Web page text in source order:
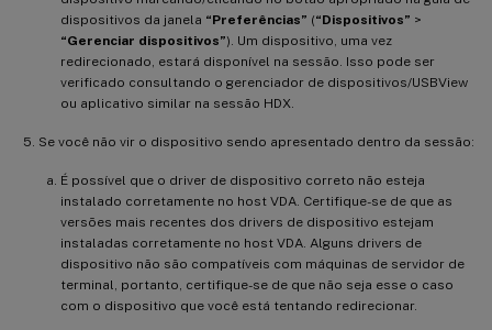
dispositivos da janela “Preferências” (“Dispositivos” >
“Gerenciar dispositivos”). Um dispositivo, uma vez
redirecionado, estará disponível na sessão. Isso pode ser
verificado consultando o gerenciador de dispositivos/USBView
ou aplicativo similar na sessão HDX.
Se você não vir o dispositivo sendo apresentado dentro da sessão:
É possível que o driver de dispositivo correto não esteja
instalado corretamente no host VDA. Certifique-se de que as
versões mais recentes dos drivers de dispositivo estejam
instaladas corretamente no host VDA. Alguns drivers de
dispositivo não são compatíveis com máquinas de servidor de
terminal, portanto, certifique-se de que não seja esse o caso
com o dispositivo que você está tentando redirecionar.